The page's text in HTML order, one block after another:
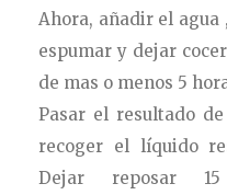
Ahora, añadir el agua
espumar y dejar
de mas o menos 5
Pasar el resultado
recoger el líquido
Dejar reposar